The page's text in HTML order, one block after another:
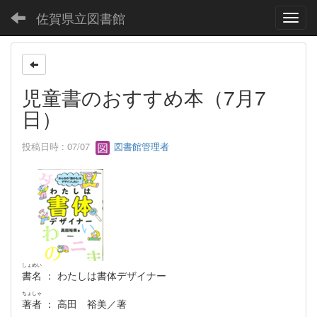
佐賀県立図書館
児童書のおすすめ本（7月7
日）
投稿日時 : 07/07 図書館管理者
書名
しょめい
： わたしは書体デザイナー
著者
ちょしゃ
： 高田 裕美／著